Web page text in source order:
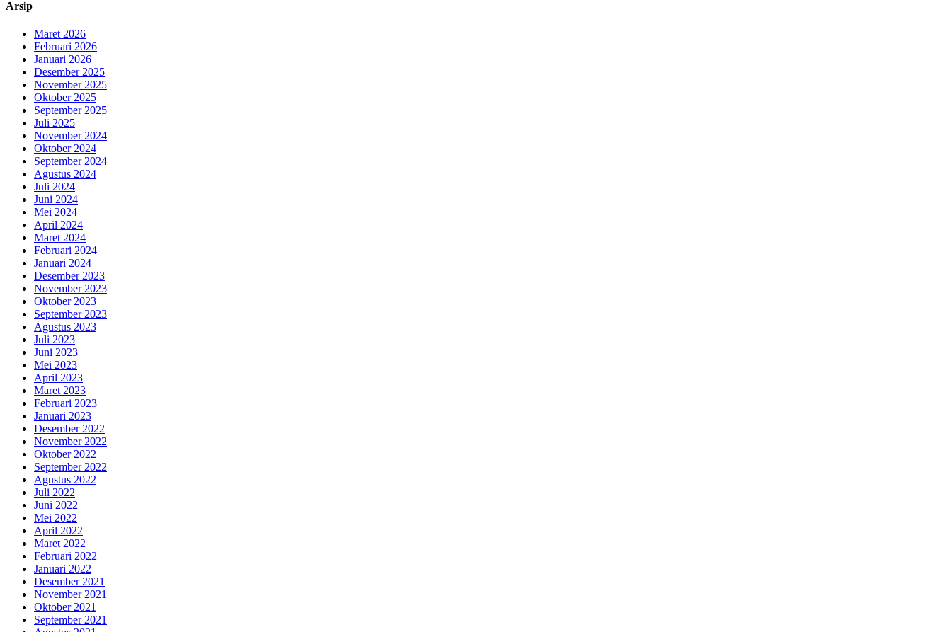
Arsip
Maret 2026
Februari 2026
Januari 2026
Desember 2025
November 2025
Oktober 2025
September 2025
Juli 2025
November 2024
Oktober 2024
September 2024
Agustus 2024
Juli 2024
Juni 2024
Mei 2024
April 2024
Maret 2024
Februari 2024
Januari 2024
Desember 2023
November 2023
Oktober 2023
September 2023
Agustus 2023
Juli 2023
Juni 2023
Mei 2023
April 2023
Maret 2023
Februari 2023
Januari 2023
Desember 2022
November 2022
Oktober 2022
September 2022
Agustus 2022
Juli 2022
Juni 2022
Mei 2022
April 2022
Maret 2022
Februari 2022
Januari 2022
Desember 2021
November 2021
Oktober 2021
September 2021